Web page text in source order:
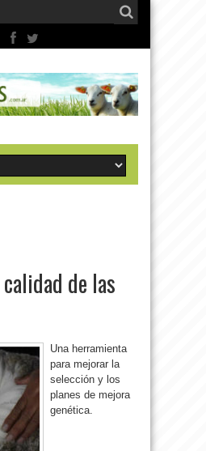
de las
Una herramienta
para mejorar la
selección y los
planes de mejora
genética.